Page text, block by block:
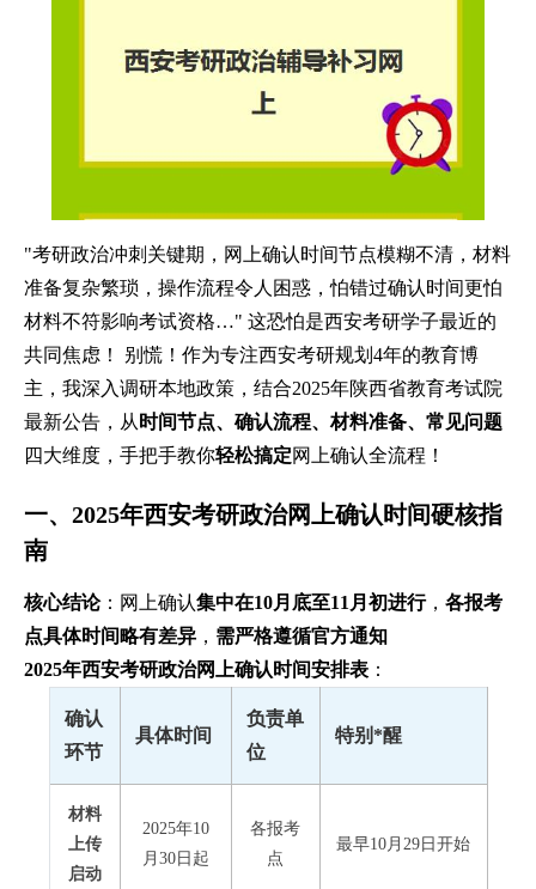
"考研政治冲刺关键期，网上确认时间节点模糊不清，材料
准备复杂繁琐，操作流程令人困惑，怕错过确认时间更怕
材料不符影响考试资格…" 这恐怕是西安考研学子最近的
共同焦虑！ 别慌！作为专注西安考研规划4年的教育博
主，我深入调研本地政策，结合2025年陕西省教育考试院
最新公告，从 时间节点、确认流程、材料准备、常见问题
四大维度，手把手教你轻松搞定网上确认全流程！
一、2025年西安考研政治网上确认时间硬核指
南
核心结论：网上确认集中在10月底至11月初进行， 各报考
点具体时间略有差异 ， 需严格遵循官方通知
2025年西安考研政治网上确认时间安排表 ：
确认
环节
具体时间
负责单
位
特别*醒
材料
上传
启动
2025年10
月30日起
各报考
点
最早10月29日开始